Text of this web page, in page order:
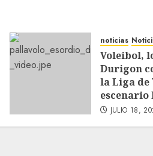
noticias
Voleibol,
Durigon
la Liga de
escenario
JULIO 18,